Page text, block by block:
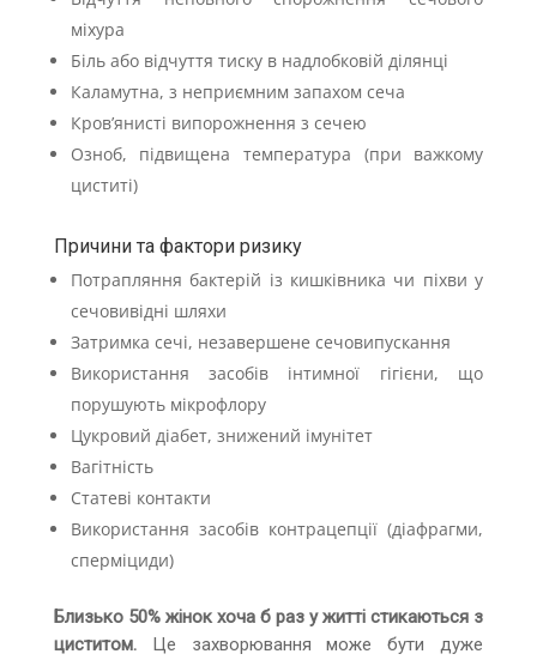
міхура
Біль або відчуття тиску в надлобковій ділянці
Каламутна, з неприємним запахом сеча
Кров’янисті випорожнення з сечею
Озноб, підвищена температура (при важкому
циститі)
Причини та фактори ризику
Потрапляння бактерій із кишківника чи піхви у
сечовивідні шляхи
Затримка сечі, незавершене сечовипускання
Використання засобів інтимної гігієни, що
порушують мікрофлору
Цукровий діабет, знижений імунітет
Вагітність
Статеві контакти
Використання засобів контрацепції (діафрагми,
сперміциди)
Близько 50% жінок хоча б раз у житті стикаються з
циститом.Це захворювання може бути дуже